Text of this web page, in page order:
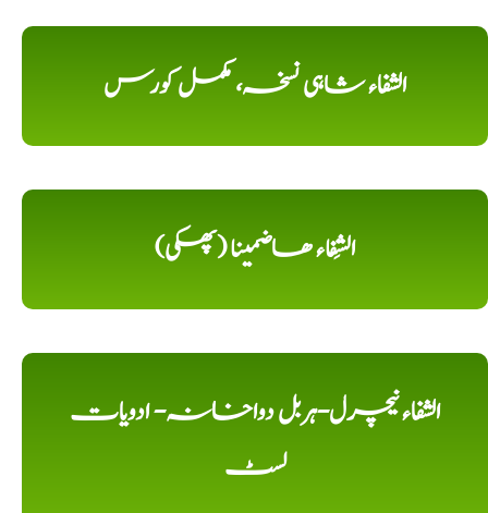
الشفاء شاہی نسخہ، مکمل کورس
الشِفاء ھاضمینا (پھکی)
الشفاء نیچرل-ہربل دواخانہ- ادویات
لسٹ